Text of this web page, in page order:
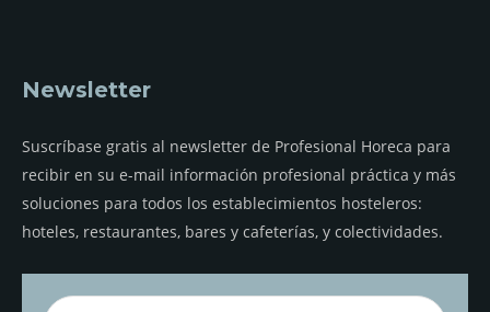
Newsletter
Suscríbase gratis al newsletter de Profesional Horeca para
recibir en su e-mail información profesional práctica y más
soluciones para todos los establecimientos hosteleros:
hoteles, restaurantes, bares y cafeterías, y colectividades.